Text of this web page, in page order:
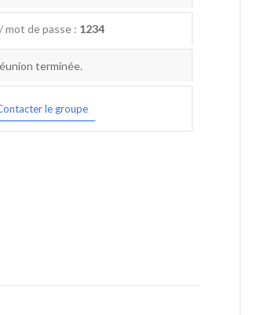
mot de passe : 1234
terminée.
le groupe